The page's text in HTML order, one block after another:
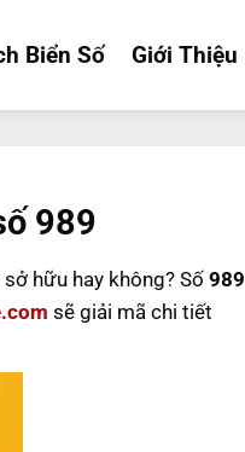
Biển Số Giới Thiệu
989
hữu hay không? Số 989
sẽ giải mã chi tiết